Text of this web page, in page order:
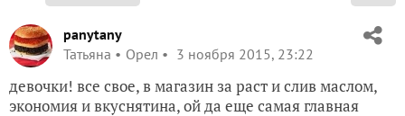
panytany
Татьяна
Орел 3 ноября 2015, 23:22
девочки! все свое, в магазин за раст и слив маслом,
экономия и вкуснятина, ой да еще самая главная